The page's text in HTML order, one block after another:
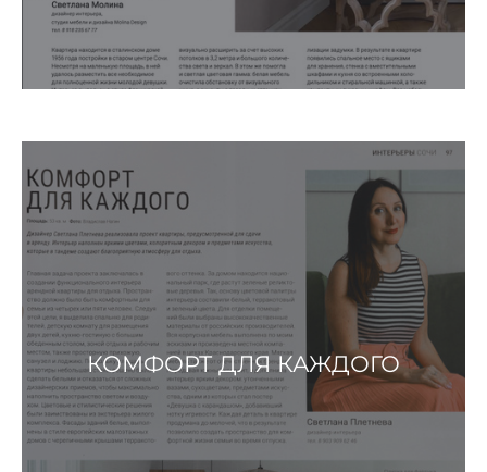
КОМФОРТ ДЛЯ КАЖДОГО